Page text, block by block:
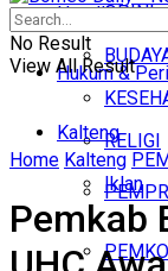
OPINI
RELIGI
Iklan
Minggu, Agustus
Headline
Hukum &
Kalteng
No Result
View All Result
Home Kalteng
Pemkab